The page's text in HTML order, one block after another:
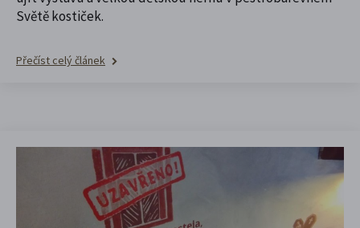
Světě kostiček.
Přečíst celý článek